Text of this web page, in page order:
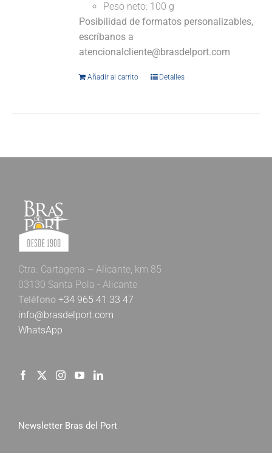
Peso neto: 100 g
Posibilidad de formatos personalizables,
escríbanos a
atencionalcliente@brasdelport.com
Añadir al carrito Detalles
Ctra. Cartagena – Alicante, km 85
03130 Santa Pola - Alicante
Teléfono +34 965 41 33 47
info@brasdelport.com
WhatsApp
Newsletter Bras del Port